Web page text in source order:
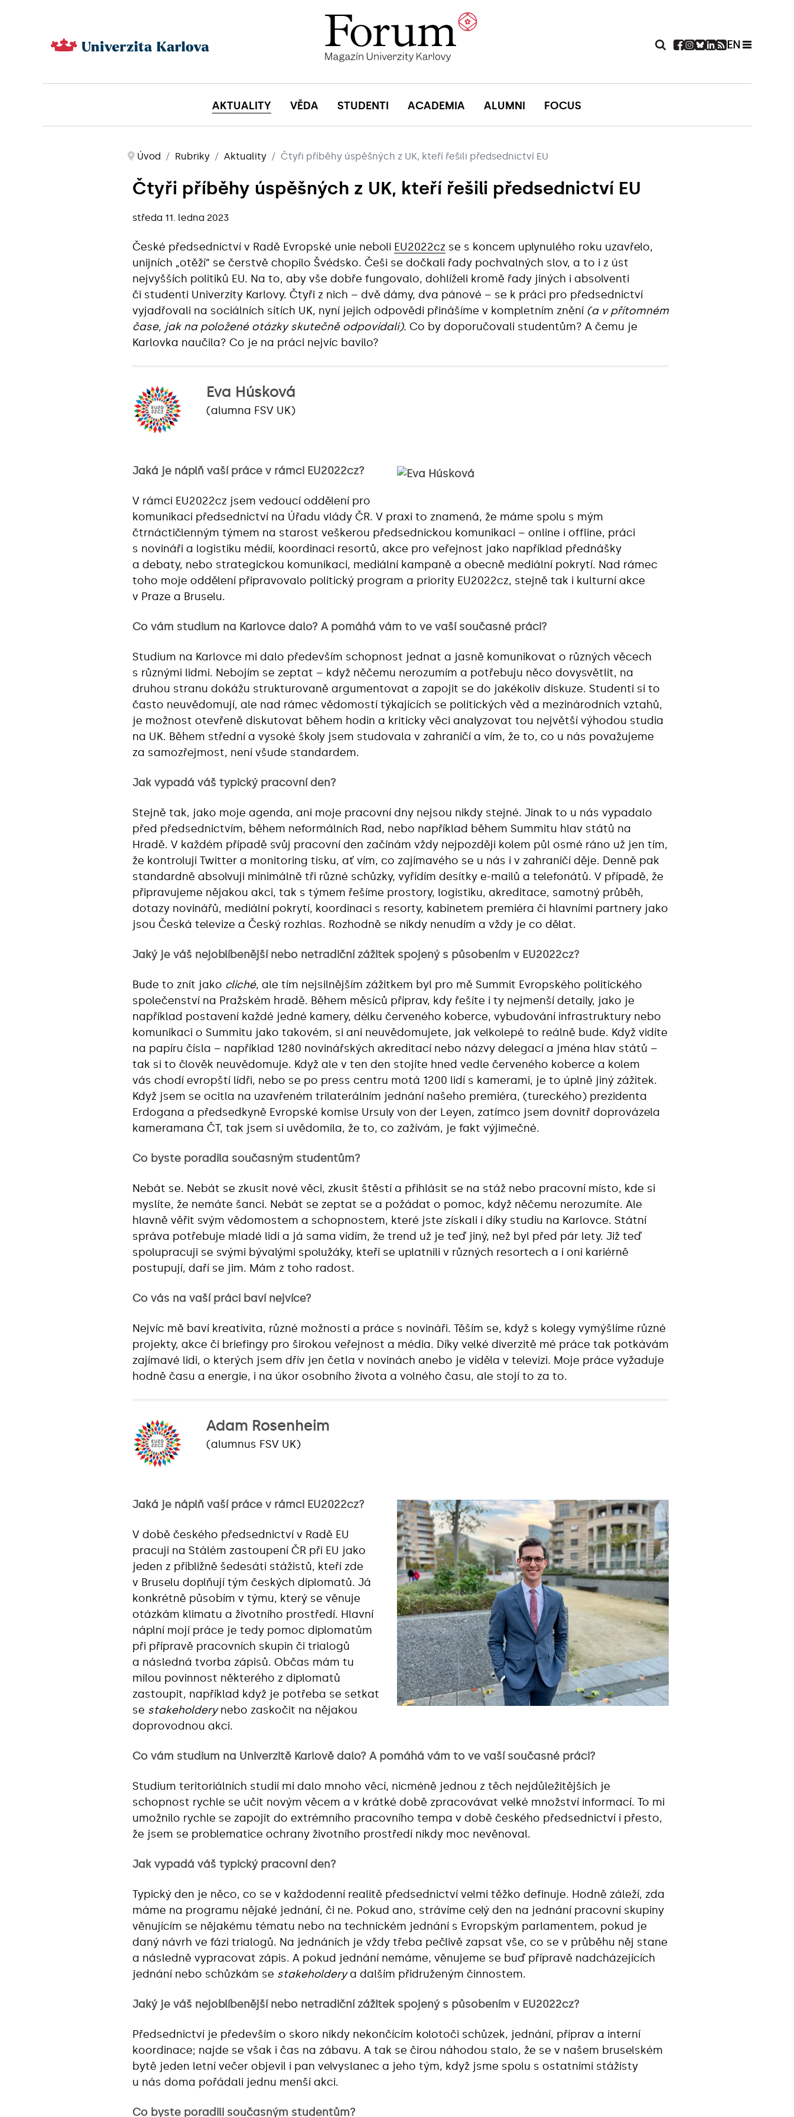
EN
AKTUALITY VĚDA STUDENTI ACADEMIA ALUMNI FOCUS
Úvod Rubriky Aktuality Čtyři příběhy úspěšných z UK, kteří řešili předsednictví EU
Čtyři příběhy úspěšných z UK, kteří řešili předsednictví EU
středa 11. ledna 2023
České předsednictví v Radě Evropské unie neboli EU2022cz se s koncem uplynulého roku uzavřelo,
unijních „otěží“ se čerstvě chopilo Švédsko. Češi se dočkali řady pochvalných slov, a to i z úst
nejvyšších politiků EU. Na to, aby vše dobře fungovalo, dohlíželi kromě řady jiných i absolventi
či studenti Univerzity Karlovy. Čtyři z nich – dvě dámy, dva pánové – se k práci pro předsednictví
vyjadřovali na sociálních sítích UK, nyní jejich odpovědi přinášíme v kompletním znění (a v přítomném
čase, jak na položené otázky skutečně odpovídali). Co by doporučovali studentům? A čemu je
Karlovka naučila? Co je na práci nejvíc bavilo?
Eva Húsková
(alumna FSV UK)
Jaká je náplň vaší práce v rámci EU2022cz?
V rámci EU2022cz jsem vedoucí oddělení pro
komunikaci předsednictví na Úřadu vlády ČR. V praxi to znamená, že máme spolu s mým
čtrnáctičlenným týmem na starost veškerou předsednickou komunikaci – online i offline, práci
s novináři a logistiku médií, koordinaci resortů, akce pro veřejnost jako například přednášky
a debaty, nebo strategickou komunikaci, mediální kampaně a obecně mediální pokrytí. Nad rámec
toho moje oddělení připravovalo politický program a priority EU2022cz, stejně tak i kulturní akce
v Praze a Bruselu.
Co vám studium na Karlovce dalo? A pomáhá vám to ve vaší současné práci?
Studium na Karlovce mi dalo především schopnost jednat a jasně komunikovat o různých věcech
s různými lidmi. Nebojím se zeptat – když něčemu nerozumím a potřebuju něco dovysvětlit, na
druhou stranu dokážu strukturovaně argumentovat a zapojit se do jakékoliv diskuze. Studenti si to
často neuvědomují, ale nad rámec vědomostí týkajících se politických věd a mezinárodních vztahů,
je možnost otevřeně diskutovat během hodin a kriticky věci analyzovat tou největší výhodou studia
na UK. Během střední a vysoké školy jsem studovala v zahraničí a vím, že to, co u nás považujeme
za samozřejmost, není všude standardem.
Jak vypadá váš typický pracovní den?
Stejně tak, jako moje agenda, ani moje pracovní dny nejsou nikdy stejné. Jinak to u nás vypadalo
před předsednictvím, během neformálních Rad, nebo například během Summitu hlav států na
Hradě. V každém případě svůj pracovní den začínám vždy nejpozději kolem půl osmé ráno už jen tím,
že kontroluji Twitter a monitoring tisku, ať vím, co zajímavého se u nás i v zahraničí děje. Denně pak
standardně absolvuji minimálně tři různé schůzky, vyřídím desítky e-mailů a telefonátů. V případě, že
připravujeme nějakou akci, tak s týmem řešíme prostory, logistiku, akreditace, samotný průběh,
dotazy novinářů, mediální pokrytí, koordinaci s resorty, kabinetem premiéra či hlavními partnery jako
jsou Česká televize a Český rozhlas. Rozhodně se nikdy nenudím a vždy je co dělat.
Jaký je váš nejoblíbenější nebo netradiční zážitek spojený s působením v EU2022cz?
Bude to znít jako cliché, ale tím nejsilnějším zážitkem byl pro mě Summit Evropského politického
společenství na Pražském hradě. Během měsíců příprav, kdy řešíte i ty nejmenší detaily, jako je
například postavení každé jedné kamery, délku červeného koberce, vybudování infrastruktury nebo
komunikaci o Summitu jako takovém, si ani neuvědomujete, jak velkolepé to reálně bude. Když vidíte
na papíru čísla – například 1280 novinářských akreditací nebo názvy delegací a jména hlav států –
tak si to člověk neuvědomuje. Když ale v ten den stojíte hned vedle červeného koberce a kolem
vás chodí evropští lídři, nebo se po press centru motá 1200 lidí s kamerami, je to úplně jiný zážitek.
Když jsem se ocitla na uzavřeném trilaterálním jednání našeho premiéra, (tureckého) prezidenta
Erdogana a předsedkyně Evropské komise Ursuly von der Leyen, zatímco jsem dovnitř doprovázela
kameramana ČT, tak jsem si uvědomila, že to, co zažívám, je fakt výjimečné.
Co byste poradila současným studentům?
Nebát se. Nebát se zkusit nové věci, zkusit štěstí a přihlásit se na stáž nebo pracovní místo, kde si
myslíte, že nemáte šanci. Nebát se zeptat se a požádat o pomoc, když něčemu nerozumíte. Ale
hlavně věřit svým vědomostem a schopnostem, které jste získali i díky studiu na Karlovce. Státní
správa potřebuje mladé lidi a já sama vidím, že trend už je teď jiný, než byl před pár lety. Již teď
spolupracuji se svými bývalými spolužáky, kteří se uplatnili v různých resortech a i oni kariérně
postupují, daří se jim. Mám z toho radost.
Co vás na vaší práci baví nejvíce?
Nejvíc mě baví kreativita, různé možnosti a práce s novináři. Těším se, když s kolegy vymýšlíme různé
projekty, akce či briefingy pro širokou veřejnost a média. Díky velké diverzitě mé práce tak potkávám
zajímavé lidi, o kterých jsem dřív jen četla v novinách anebo je viděla v televizi. Moje práce vyžaduje
hodně času a energie, i na úkor osobního života a volného času, ale stojí to za to.
Adam Rosenheim
(alumnus FSV UK)
Jaká je náplň vaší práce v rámci EU2022cz?
V době českého předsednictví v Radě EU
pracuji na Stálém zastoupení ČR při EU jako
jeden z přibližně šedesáti stážistů, kteří zde
v Bruselu doplňují tým českých diplomatů. Já
konkrétně působím v týmu, který se věnuje
otázkám klimatu a životního prostředí. Hlavní
náplní mojí práce je tedy pomoc diplomatům
při přípravě pracovních skupin či trialogů
a následná tvorba zápisů. Občas mám tu
milou povinnost některého z diplomatů
zastoupit, například když je potřeba se setkat
se stakeholderynebo zaskočit na nějakou
doprovodnou akci.
Co vám studium na Univerzitě Karlově dalo? A pomáhá vám to ve vaší současné práci?
Studium teritoriálních studií mi dalo mnoho věcí, nicméně jednou z těch nejdůležitějších je
schopnost rychle se učit novým věcem a v krátké době zpracovávat velké množství informací. To mi
umožnilo rychle se zapojit do extrémního pracovního tempa v době českého předsednictví i přesto,
že jsem se problematice ochrany životního prostředí nikdy moc nevěnoval.
Jak vypadá váš typický pracovní den?
Typický den je něco, co se v každodenní realitě předsednictví velmi těžko definuje. Hodně záleží, zda
máme na programu nějaké jednání, či ne. Pokud ano, strávíme celý den na jednání pracovní skupiny
věnujícím se nějakému tématu nebo na technickém jednání s Evropským parlamentem, pokud je
daný návrh ve fázi trialogů. Na jednáních je vždy třeba pečlivě zapsat vše, co se v průběhu něj stane
a následně vypracovat zápis. A pokud jednání nemáme, věnujeme se buď přípravě nadcházejících
jednání nebo schůzkám se stakeholderya dalším přidruženým činnostem.
Jaký je váš nejoblíbenější nebo netradiční zážitek spojený s působením v EU2022cz?
Předsednictví je především o skoro nikdy nekončícím kolotoči schůzek, jednání, příprav a interní
koordinace; najde se však i čas na zábavu. A tak se čirou náhodou stalo, že se v našem bruselském
bytě jeden letní večer objevil i pan velvyslanec a jeho tým, když jsme spolu s ostatními stážisty
u nás doma pořádali jednu menší akci.
Co byste poradili současným studentům?